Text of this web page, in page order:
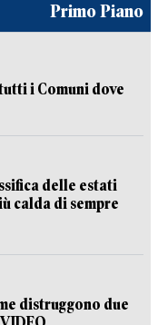
Primo Piano
i Comuni dove
delle estati
calda di sempre
distruggono due